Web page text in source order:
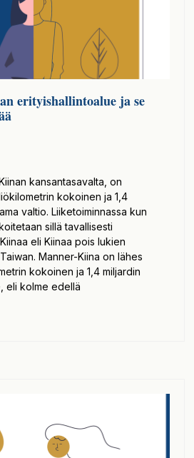
erityishallintoalue ja se
kansantasavalta, on
kokoinen ja 1,4
valtio. Liiketoiminnassa kun
sillä tavallisesti
eli Kiinaa pois lukien
Manner-Kiina on lähes
kokoinen ja 1,4 miljardin
eli kolme edellä